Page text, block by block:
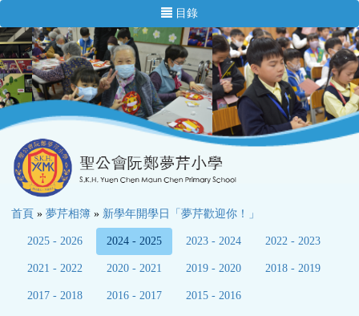
目錄
首頁 » 夢芹相簿 » 新學年開學日「夢芹歡迎你！」
2025 - 2026 2024 - 2025 2023 - 2024 2022 - 2023
2021 - 2022 2020 - 2021 2019 - 2020 2018 - 2019
2017 - 2018 2016 - 2017 2015 - 2016